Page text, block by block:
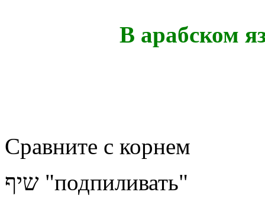
В арабском
Сравните с корнем
שיף "подпиливать"